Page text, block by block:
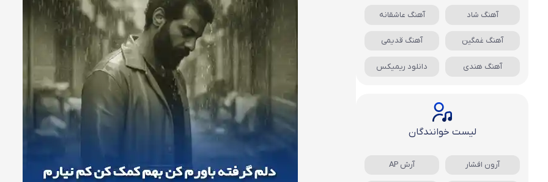
آهنگ شاد آهنگ عاشقانه
آهنگ غمگین آهنگ قدیمی
آهنگ هندی دانلود ریمیکس
لیست خوانندگان
آرون افشار آرش AP